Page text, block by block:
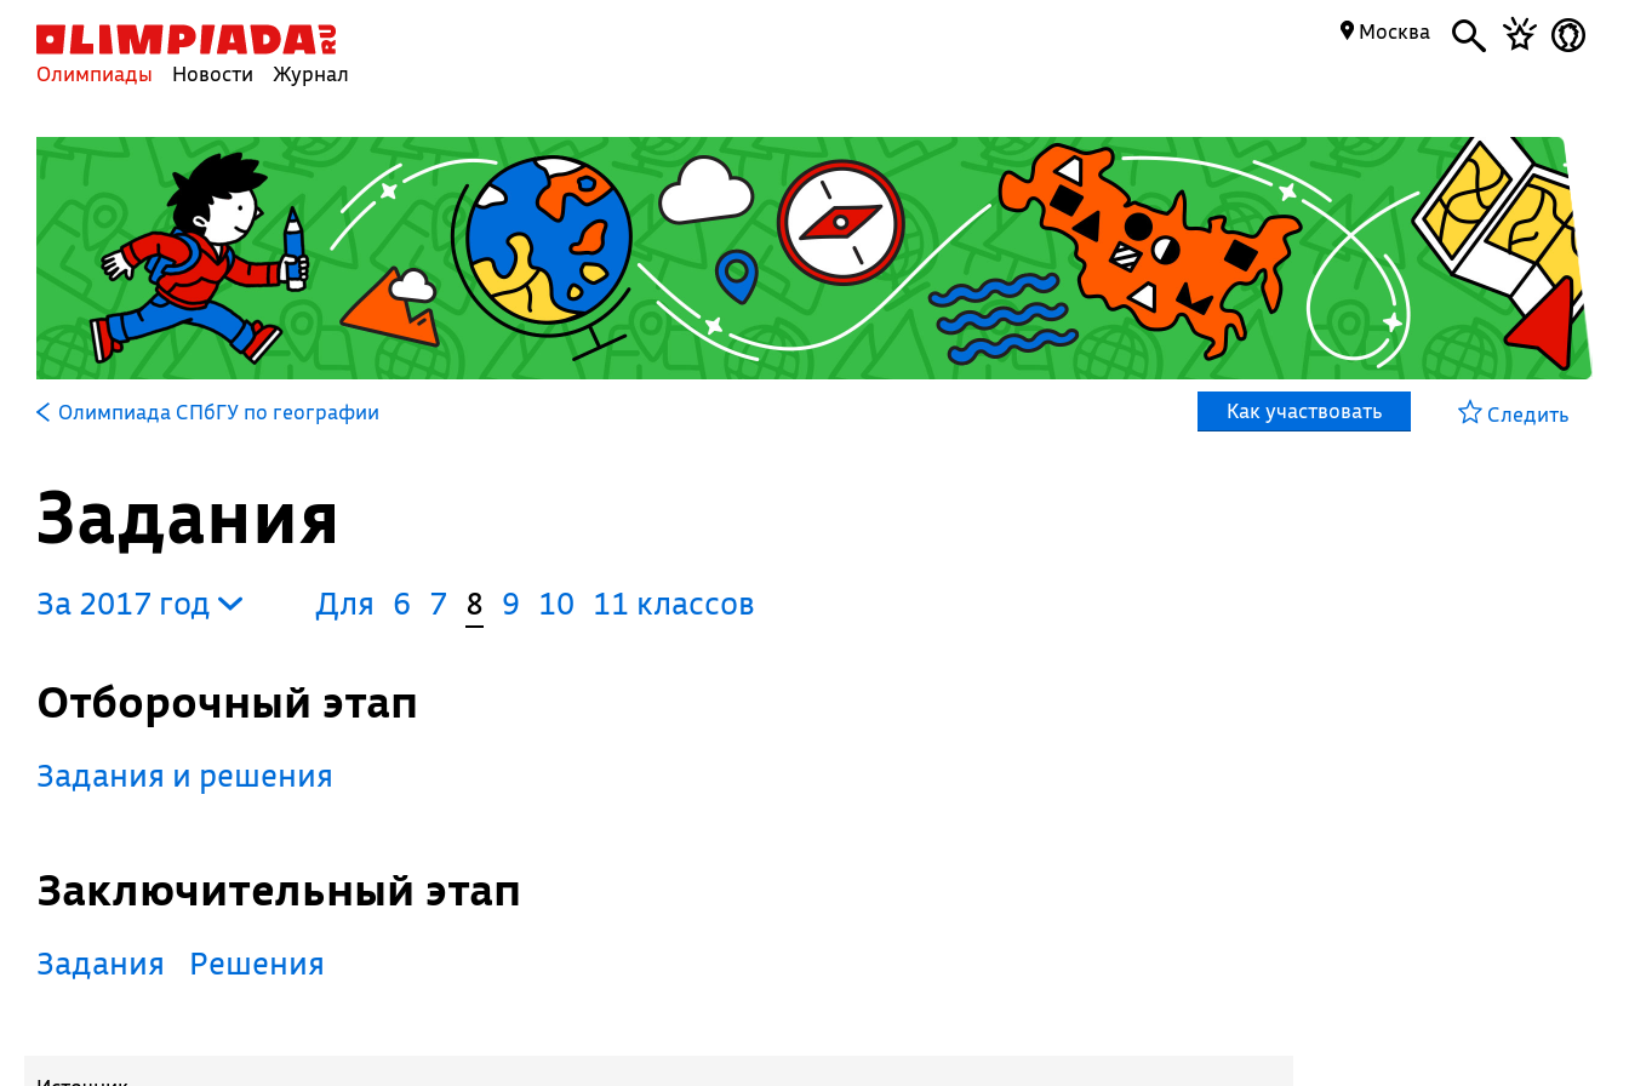
Олимпиады Новости Журнал
Москва
Олимпиада СПбГУ по географии Как участвовать Следить
Задания
За 2017 год Для 6 7 8 9 10 11 классов
Отборочный этап
Задания и решения
Заключительный этап
Задания Решения